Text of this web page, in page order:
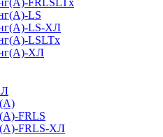
FRLSLTx
LS
LS-ХЛ
LSLTx
ХЛ
FRLS
FRLS-ХЛ